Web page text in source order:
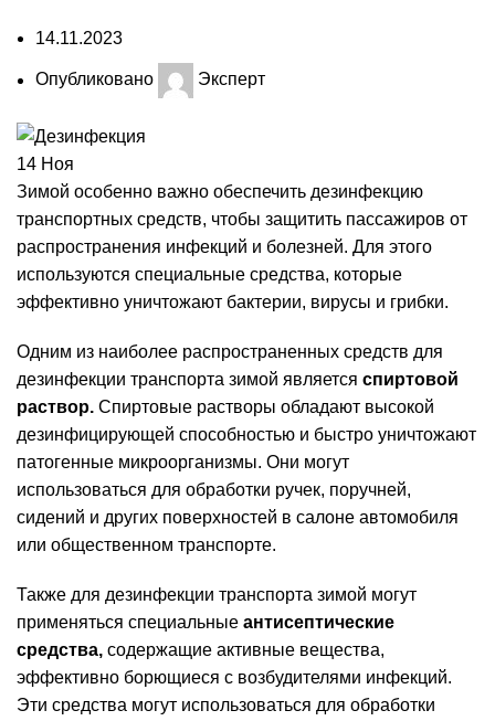
14.11.2023
Опубликовано Эксперт
14 Ноя
Зимой особенно важно обеспечить дезинфекцию
транспортных средств, чтобы защитить пассажиров от
распространения инфекций и болезней. Для этого
используются специальные средства, которые
эффективно уничтожают бактерии, вирусы и грибки.
Одним из наиболее распространенных средств для
дезинфекции транспорта зимой является спиртовой
раствор. Спиртовые растворы обладают высокой
дезинфицирующей способностью и быстро уничтожают
патогенные микроорганизмы. Они могут
использоваться для обработки ручек, поручней,
сидений и других поверхностей в салоне автомобиля
или общественном транспорте.
Также для дезинфекции транспорта зимой могут
применяться специальные антисептические
средства, содержащие активные вещества,
эффективно борющиеся с возбудителями инфекций.
Эти средства могут использоваться для обработки